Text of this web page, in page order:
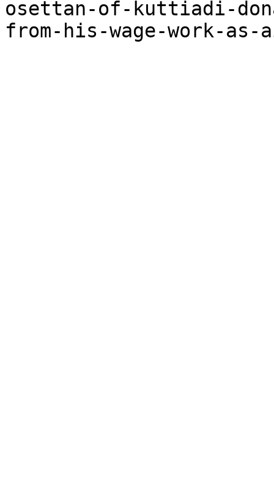
osettan-of-kuttiadi-
from-his-wage-work-as-